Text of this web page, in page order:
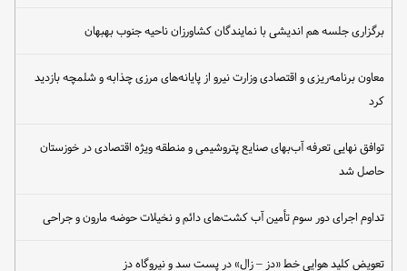
برگزاری جلسه هم اندیشی با نمایندگان کشاورزان ناحیه جنوب بهبهان
معاون برنامه‌ریزی و اقتصادی وزارت نیرو از پایانه‌های مرزی چذابه و شلمچه بازدید
کرد
توافق نهایی تعرفه آب‌بهای صنایع پتروشیمی و منطقه ویژه اقتصادی در خوزستان
حاصل شد
تداوم اجرای دور سوم تأمین آب کشت‌های دائم و نخیلات حوضه مارون و جراحی
تعویض کلید هوایی خط «دز – زال» در پست سد و نیروگاه دز